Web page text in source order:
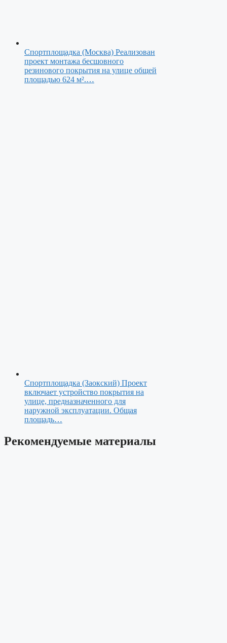
Спортплощадка (Москва) Реализован
проект монтажа бесшовного
резинового покрытия на улице общей
площадью 624 м².…
Спортплощадка (Заокский) Проект
включает устройство покрытия на
улице, предназначенного для
наружной эксплуатации. Общая
площадь…
Рекомендуемые материалы